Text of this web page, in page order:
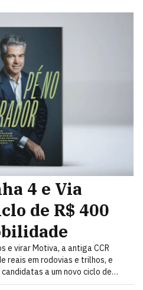
4 e Via
de R$ 400
e virar Motiva, a antiga CCR
reais em rodovias e trilhos, e
a um novo ciclo de